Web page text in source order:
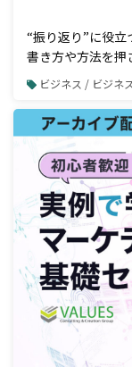
“振り返り”に役
書き方や方法を押
ビジネス / ビジネ